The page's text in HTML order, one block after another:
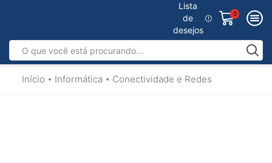
Lista
de
desejos
0
Início • Informática • Conectividade e Redes